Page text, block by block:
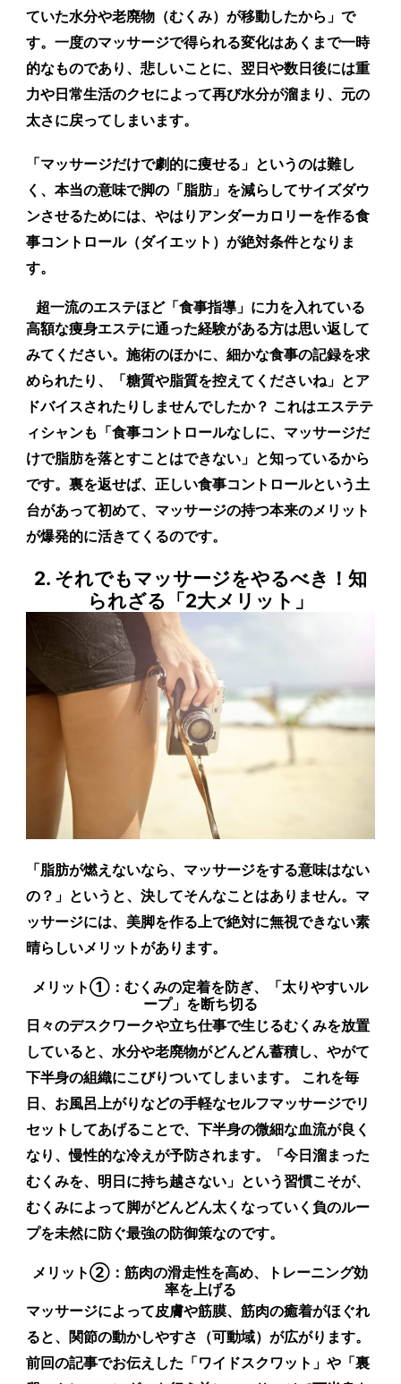
ていた水分や老廃物（むくみ）が移動したから」で
す。一度のマッサージで得られる変化はあくまで一時
的なものであり、悲しいことに、翌日や数日後には重
力や日常生活のクセによって再び水分が溜まり、元の
太さに戻ってしまいます。
「マッサージだけで劇的に痩せる」というのは難し
く、本当の意味で脚の「脂肪」を減らしてサイズダウ
ンさせるためには、やはり アンダーカロリーを作る食
事コントロール（ダイエット）が絶対条件となりま
す。
超一流のエステほど「食事指導」に力を入れている
高額な痩身エステに通った経験がある方は思い返して
みてください。施術のほかに、細かな食事の記録を求
められたり、「糖質や脂質を控えてくださいね」とア
ドバイスされたりしませんでしたか？ これはエステテ
ィシャンも「食事コントロールなしに、マッサージだ
けで脂肪を落とすことはできない」と知っているから
です。裏を返せば、 正しい食事コントロールという土
台があって初めて、マッサージの持つ本来のメリット
が爆発的に活きてくるのです。
2. それでもマッサージをやるべき！知
られざる「2大メリット」
「脂肪が燃えないなら、マッサージをする意味はない
の？」というと、決してそんなことはありません。マ
ッサージには、美脚を作る上で絶対に無視できない素
晴らしいメリットがあります。
メリット①：むくみの定着を防ぎ、「太りやすいル
ープ」を断ち切る
日々のデスクワークや立ち仕事で生じるむくみを放置
していると、水分や老廃物がどんどん蓄積し、やがて
下半身の組織にこびりついてしまいます。 これを毎
日、お風呂上がりなどの手軽なセルフマッサージでリ
セットしてあげることで、下半身の微細な血流が良く
なり、慢性的な冷えが予防されます。「今日溜まった
むくみを、明日に持ち越さない」という習慣こそが、
むくみによって脚がどんどん太くなっていく負のルー
プを未然に防ぐ最強の防御策なのです。
メリット②：筋肉の滑走性を高め、トレーニング効
率を上げる
マッサージによって皮膚や筋膜、筋肉の癒着がほぐれ
ると、関節の動かしやすさ（可動域）が広がります。
前回の記事でお伝えした「ワイドスクワット」や「裏